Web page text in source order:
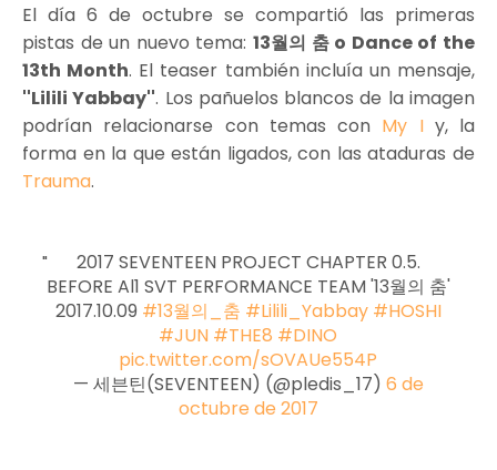
El día 6 de octubre se compartió las primeras
pistas de un nuevo tema: 13월의 춤 o Dance of the
13th Month. El teaser también incluía un mensaje,
''Lilili Yabbay''. Los pañuelos blancos de la imagen
podrían relacionarse con temas con My Iy, la
forma en la que están ligados, con las ataduras de
Trauma.
2017 SEVENTEEN PROJECT CHAPTER 0.5.
BEFORE Al1 SVT PERFORMANCE TEAM '13월의 춤'
2017.10.09 #13월의_춤 #Lilili_Yabbay #HOSHI
#JUN #THE8 #DINO
pic.twitter.com/sOVAUe554P
— 세븐틴(SEVENTEEN) (@pledis_17) 6 de
octubre de 2017